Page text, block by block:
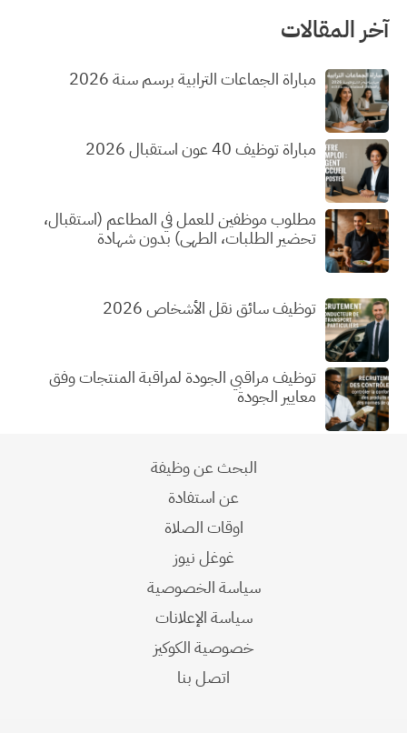
آخر المقالات
مباراة الجماعات الترابية برسم سنة 2026
مباراة توظيف 40 عون استقبال 2026
مطلوب موظفين للعمل في المطاعم (استقبال،
تحضير الطلبات، الطهي) بدون شهادة
توظيف سائق نقل الأشخاص 2026
توظيف مراقبي الجودة لمراقبة المنتجات وفق
معايير الجودة
البحث عن وظيفة
عن استفادة
اوقات الصلاة
غوغل نيوز
سياسة الخصوصية
سياسة الإعلانات
خصوصية الكوكيز
اتصل بنا